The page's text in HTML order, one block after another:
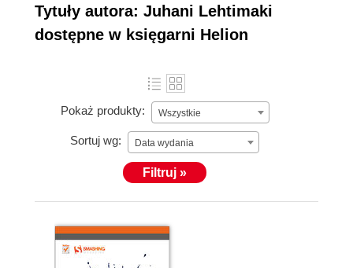
Tytuły autora: Juhani Lehtimaki
dostępne w księgarni Helion
Pokaż produkty: Wszystkie
Sortuj wg: Data wydania
Filtruj »